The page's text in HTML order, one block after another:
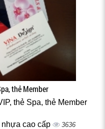
thẻ Member
thẻ Spa, thẻ Member
nhựa cao cấp 3636